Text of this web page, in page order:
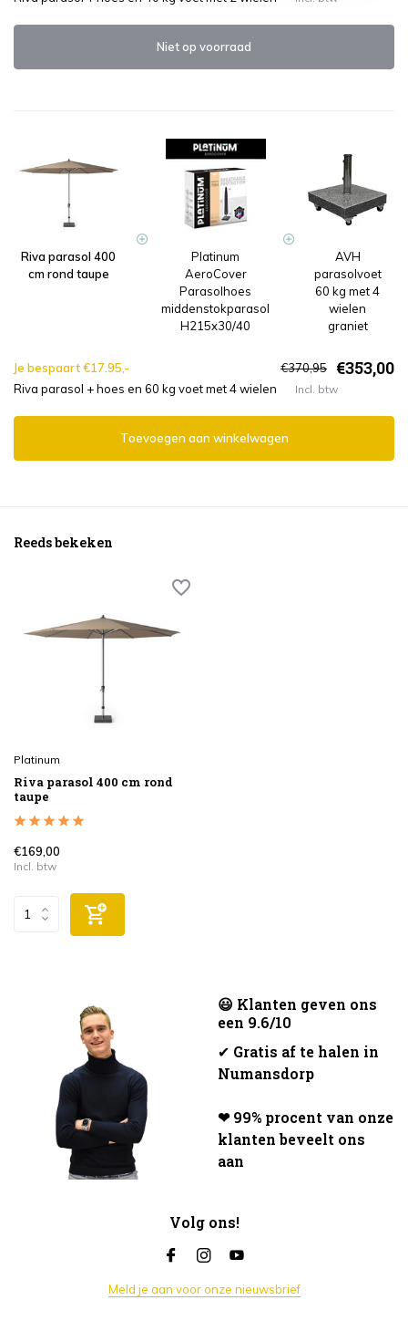
Niet op voorraad
Riva parasol 400
cm rond taupe
Platinum
AeroCover
Parasolhoes
middenstokparasol
H215x30/40
AVH
parasolvoet
60 kg met 4
wielen
graniet
Je bespaart €17.95,- €370,95 €353,00
Riva parasol + hoes en 60 kg voet met 4 wielen Incl. btw
Toevoegen aan winkelwagen
Reeds bekeken
Platinum
Riva parasol 400 cm rond
taupe
€169,00
Incl. btw
😃 Klanten geven ons
een 9.6/10
✔ Gratis af te halen in
Numansdorp
❤ 99% procent van onze
klanten beveelt ons
aan
Volg ons!
Meld je aan voor onze nieuwsbrief